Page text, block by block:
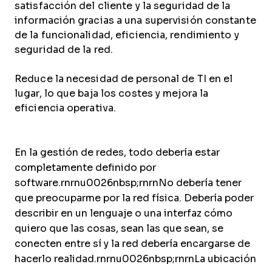
satisfacción del cliente y la seguridad de la
información gracias a una supervisión constante
de la funcionalidad, eficiencia, rendimiento y
seguridad de la red.
Reduce la necesidad de personal de TI en el
lugar, lo que baja los costes y mejora la
eficiencia operativa.
En la gestión de redes, todo debería estar
completamente definido por
software.rnrnu0026nbsp;rnrnNo debería tener
que preocuparme por la red física. Debería poder
describir en un lenguaje o una interfaz cómo
quiero que las cosas, sean las que sean, se
conecten entre sí y la red debería encargarse de
hacerlo realidad.rnrnu0026nbsp;rnrnLa ubicación